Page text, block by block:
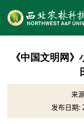
《中国文明网
来
发布日期: